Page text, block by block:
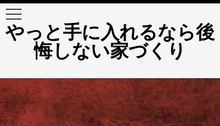
やっと手に入れるなら後
悔しない家づくり
t
o
g
g
l
i
g
a
t
i
o
n